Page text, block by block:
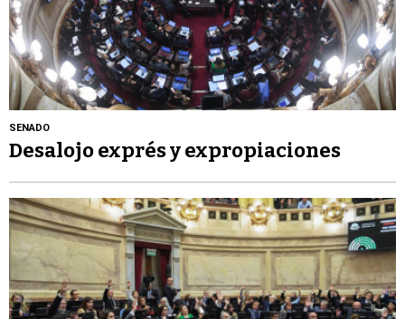
SENADO
Desalojo exprés y expropiaciones